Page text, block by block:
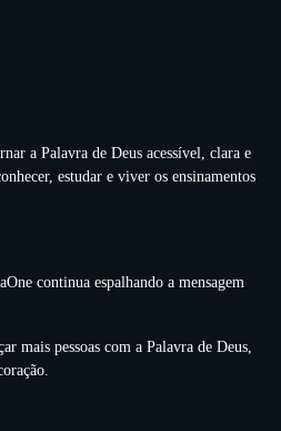
a Palavra de Deus acessível, clara e
estudar e viver os ensinamentos
continua espalhando a mensagem
mais pessoas com a Palavra de Deus,